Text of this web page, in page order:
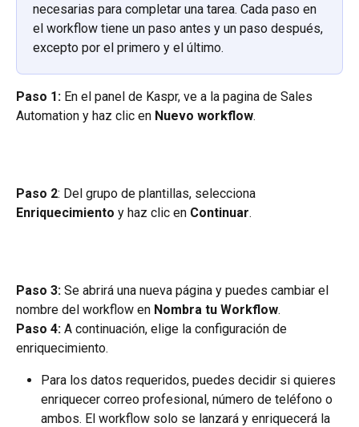
necesarias para completar una tarea. Cada paso en
el workflow tiene un paso antes y un paso después,
excepto por el primero y el último.
Paso 1: En el panel de Kaspr, ve a la pagina de Sales
Automation y haz clic en Nuevo workflow.
Paso 2: Del grupo de plantillas, selecciona
Enriquecimiento y haz clic en Continuar.
Paso 3: Se abrirá una nueva página y puedes cambiar el
nombre del workflow en Nombra tu Workflow.
Paso 4: A continuación, elige la configuración de
enriquecimiento.
Para los datos requeridos, puedes decidir si quieres
enriquecer correo profesional, número de teléfono o
ambos. El workflow solo se lanzará y enriquecerá la